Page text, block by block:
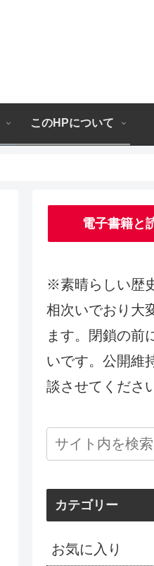
このHPについて
電子書籍と
※素晴らしい歴
相次いでおり大
ます。閉鎖の前
いです。公開維
談させてくださ
カテゴリー
お気に入り